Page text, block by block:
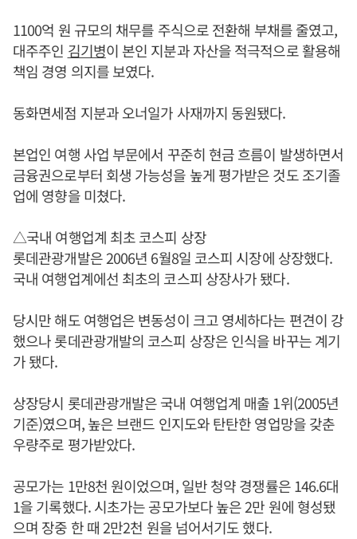
1100억 원 규모의 채무를 주식으로 전환해 부채를 줄였고,
대주주인 김기병이 본인 지분과 자산을 적극적으로 활용해
책임 경영 의지를 보였다.
동화면세점 지분과 오너일가 사재까지 동원됐다.
본업인 여행 사업 부문에서 꾸준히 현금 흐름이 발생하면서
금융권으로부터 회생 가능성을 높게 평가받은 것도 조기졸
업에 영향을 미쳤다.
△국내 여행업계 최초 코스피 상장
롯데관광개발은 2006년 6월8일 코스피 시장에 상장했다.
국내 여행업계에선 최초의 코스피 상장사가 됐다.
당시만 해도 여행업은 변동성이 크고 영세하다는 편견이 강
했으나 롯데관광개발의 코스피 상장은 인식을 바꾸는 계기
가 됐다.
상장당시 롯데관광개발은 국내 여행업계 매출 1위(2005년
기준)였으며, 높은 브랜드 인지도와 탄탄한 영업망을 갖춘
우량주로 평가받았다.
공모가는 1만8천 원이었으며, 일반 청약 경쟁률은 146.6대
1을 기록했다. 시초가는 공모가보다 높은 2만 원에 형성됐
으며 장중 한 때 2만2천 원을 넘어서기도 했다.